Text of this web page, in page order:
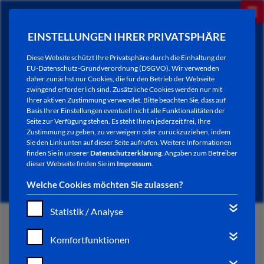
EINSTELLUNGEN IHRER PRIVATSPHÄRE
Diese Website schützt Ihre Privatsphäre durch die Einhaltung der
EU-Datenschutz-Grundverordnung (DSGVO). Wir verwenden
daher zunächst nur Cookies, die für den Betrieb der Webseite
zwingend erforderlich sind. Zusätzliche Cookies werden nur mit
Ihrer aktiven Zustimmung verwendet. Bitte beachten Sie, dass auf
Basis Ihrer Einstellungen eventuell nicht alle Funktionalitäten der
Seite zur Verfügung stehen. Es steht Ihnen jederzeit frei, Ihre
Zustimmung zu geben, zu verweigern oder zurückzuziehen, indem
Sie den Link unten auf dieser Seite aufrufen. Weitere Informationen
finden Sie in unsererDatenschutzerklärung. Angaben zum Betreiber
dieser Webseite finden Sie im Impressum.
Welche Cookies möchten Sie zulassen?
Statistik / Analyse
Komfortfunktionen
AKTUELLES
START